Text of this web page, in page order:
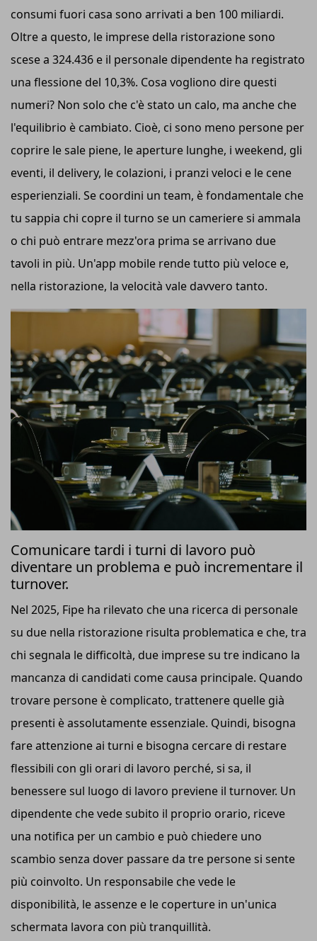
consumi fuori casa sono arrivati a ben 100 miliardi.
Oltre a questo, le imprese della ristorazione sono
scese a 324.436 e il personale dipendente ha registrato
una flessione del 10,3%. Cosa vogliono dire questi
numeri? Non solo che c'è stato un calo, ma anche che
l'equilibrio è cambiato. Cioè, ci sono meno persone per
coprire le sale piene, le aperture lunghe, i weekend, gli
eventi, il delivery, le colazioni, i pranzi veloci e le cene
esperienziali. Se coordini un team, è fondamentale che
tu sappia chi copre il turno se un cameriere si ammala
o chi può entrare mezz'ora prima se arrivano due
tavoli in più. Un'app mobile rende tutto più veloce e,
nella ristorazione, la velocità vale davvero tanto.
Comunicare tardi i turni di lavoro può
diventare un problema e può incrementare il
turnover.
Nel 2025, Fipe ha rilevato che una ricerca di personale
su due nella ristorazione risulta problematica e che, tra
chi segnala le difficoltà, due imprese su tre indicano la
mancanza di candidati come causa principale. Quando
trovare persone è complicato, trattenere quelle già
presenti è assolutamente essenziale. Quindi, bisogna
fare attenzione ai turni e bisogna cercare di restare
flessibili con gli orari di lavoro perché, si sa, il
benessere sul luogo di lavoro previene il turnover. Un
dipendente che vede subito il proprio orario, riceve
una notifica per un cambio e può chiedere uno
scambio senza dover passare da tre persone si sente
più coinvolto. Un responsabile che vede le
disponibilità, le assenze e le coperture in un'unica
schermata lavora con più tranquillità.